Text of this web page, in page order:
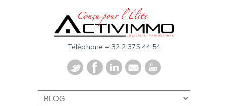
Téléphone + 32 2 375 44 54